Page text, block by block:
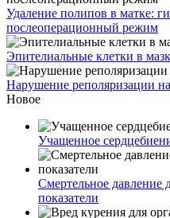
Удаление полипов в матке:
послеоперационный режим
Эпителиальные клетки в
Нарушение реполяризации
Новое
Учащенное
Смертельное давление
показатели